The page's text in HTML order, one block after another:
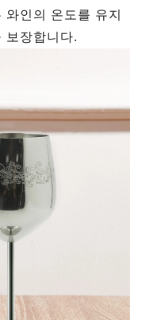
인의 온도를 유지
보장합니다.